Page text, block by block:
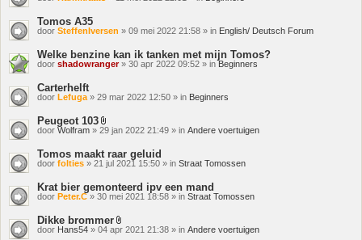
Tomos A35
door SteffenIversen » 09 mei 2022 21:58 » in English/ Deutsch Forum
Welke benzine kan ik tanken met mijn Tomos?
door shadowranger» 30 apr 2022 09:52 » inBeginners
Carterhelft
door Lefuga » 29 mar 2022 12:50 » in Beginners
Peugeot 103
Bijlage(n)
door Wolfram » 29 jan 2022 21:49 » in Andere voertuigen
Tomos maakt raar geluid
door folties » 21 jul 2021 15:50 » in Straat Tomossen
Krat bier gemonteerd ipv een mand
door Peter.C» 30 mei 2021 18:58 » in Straat Tomossen
Dikke brommer
Bijlage(n)
door Hans54 » 04 apr 2021 21:38 » in Andere voertuigen